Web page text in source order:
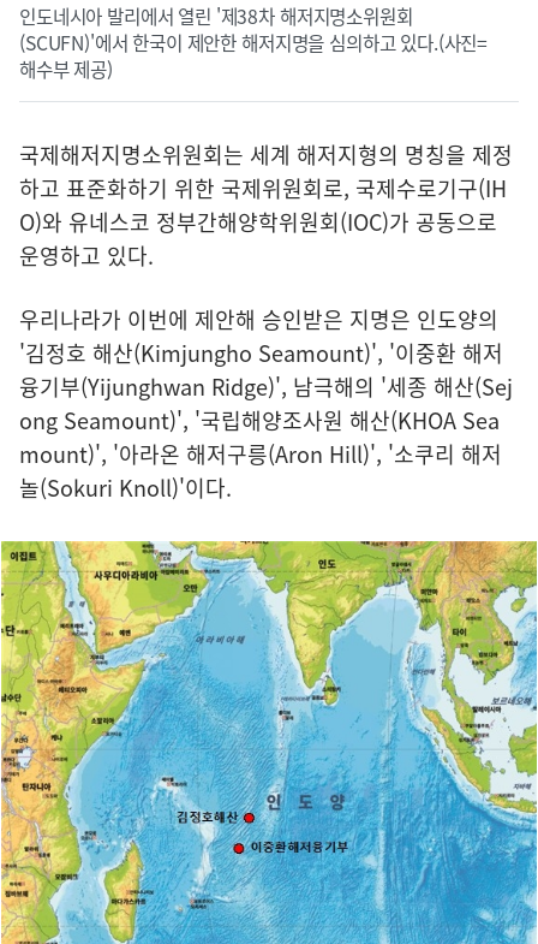
인도네시아 발리에서 열린 '제38차 해저지명소위원회
(SCUFN)'에서 한국이 제안한 해저지명을 심의하고 있다.(사진=
해수부 제공)
국제해저지명소위원회는 세계 해저지형의 명칭을 제정
하고 표준화하기 위한 국제위원회로, 국제수로기구(IH
O)와 유네스코 정부간해양학위원회(IOC)가 공동으로
운영하고 있다.
우리나라가 이번에 제안해 승인받은 지명은 인도양의
'김정호 해산(Kimjungho Seamount)', '이중환 해저
융기부(Yijunghwan Ridge)', 남극해의 '세종 해산(Sej
ong Seamount)', '국립해양조사원 해산(KHOA Sea
mount)', '아라온 해저구릉(Aron Hill)', '소쿠리 해저
놀(Sokuri Knoll)'이다.